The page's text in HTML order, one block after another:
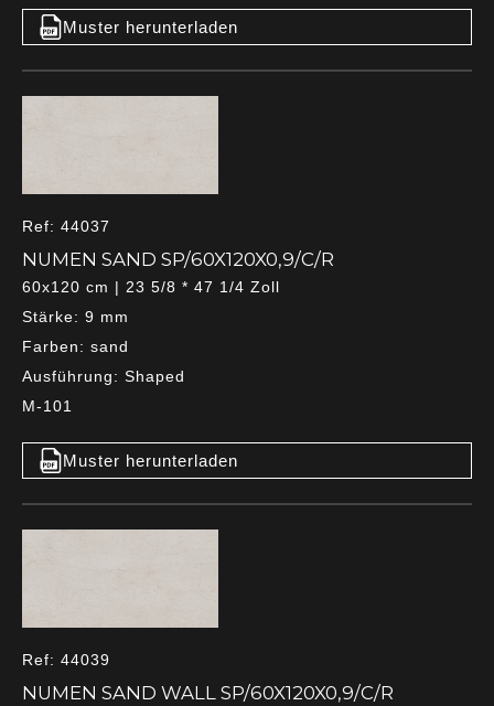
Muster herunterladen
Ref: 44037
NUMEN SAND SP/60X120X0,9/C/R
60x120 cm | 23 5/8 * 47 1/4 Zoll
Stärke: 9 mm
Farben: sand
Ausführung: Shaped
M-101
Muster herunterladen
Ref: 44039
NUMEN SAND WALL SP/60X120X0,9/C/R